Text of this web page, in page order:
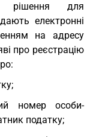
рішення для
електронні
на адресу
про реєстрацію
номер особи-
податку;